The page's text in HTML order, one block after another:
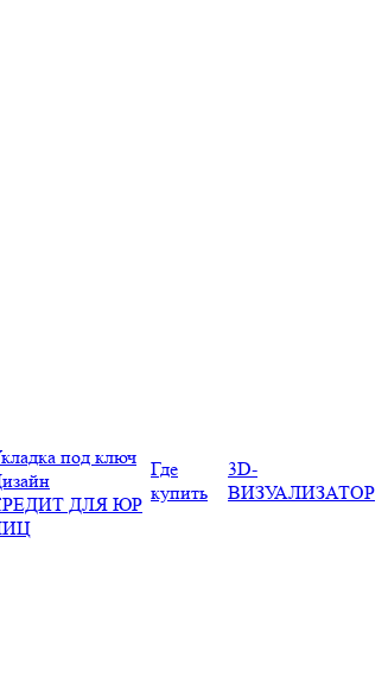
под ключ
ДЛЯ ЮР
Где
купить
3D-
ВИЗУАЛИЗАТОР